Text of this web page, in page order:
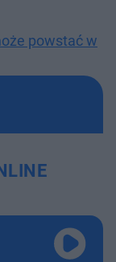
powstać w